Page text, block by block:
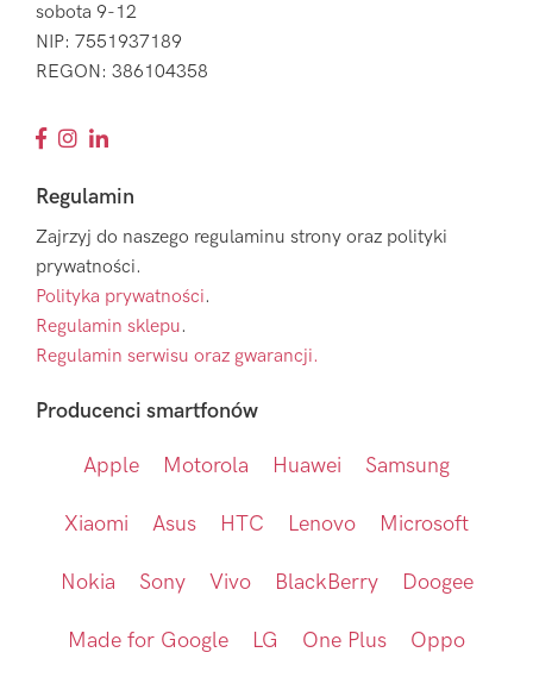
sobota 9-12
NIP: 7551937189
REGON: 386104358
Regulamin
Zajrzyj do naszego regulaminu strony oraz polityki
prywatności.
Polityka prywatności.
Regulamin sklepu.
Regulamin serwisu oraz gwarancji.
Producenci smartfonów
Apple Motorola Huawei Samsung
Xiaomi Asus HTC Lenovo Microsoft
Nokia Sony Vivo BlackBerry Doogee
Made for Google LG One Plus Oppo